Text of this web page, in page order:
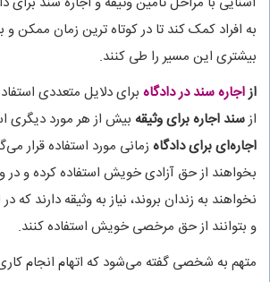
به افراد کمک کند تا در کوتاه ترین زمان ممکن و
بیشتری این مسیر را طی کنند.
ازاجاره سند در دادگاه برای دلایل متعددی
ازسند اجاره برای وثیقه بیش از هر مورد دیگری
اجاره‌ای برای دادگاه زمانی مورد استفاده قرار
بخواهند از حق آزادی خویش استفاده کرده و در
نخواهند به زندان بروند، نیاز به وثیقه دارند که
و بتوانند از حق مرخصی خویش استفاده کنند.
متهم به شخصی گفته می‌شود که اتهام انجام